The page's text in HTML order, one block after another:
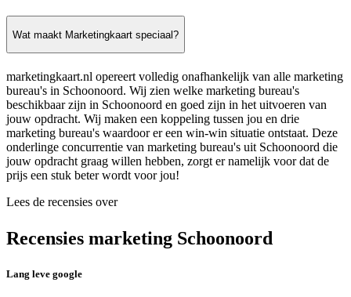
Wat maakt Marketingkaart speciaal?
marketingkaart.nl opereert volledig onafhankelijk van alle marketing
bureau's in Schoonoord. Wij zien welke marketing bureau's
beschikbaar zijn in Schoonoord en goed zijn in het uitvoeren van
jouw opdracht. Wij maken een koppeling tussen jou en drie
marketing bureau's waardoor er een win-win situatie ontstaat. Deze
onderlinge concurrentie van marketing bureau's uit Schoonoord die
jouw opdracht graag willen hebben, zorgt er namelijk voor dat de
prijs een stuk beter wordt voor jou!
Lees de recensies over
Recensies marketing Schoonoord
Lang leve google